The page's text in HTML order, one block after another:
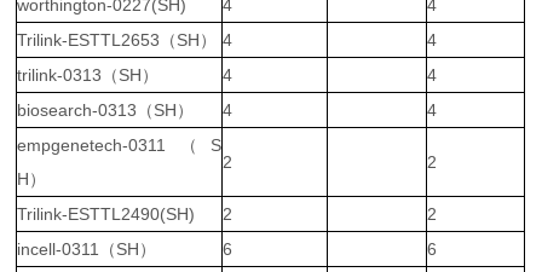
worthington-0227(SH) 4
4
Trilink-ESTTL2653（SH）
4
4
trilink-0313（SH）
4
4
biosearch-0313（SH）
4
4
empgenetech-0311（S
H）
2 2
Trilink-ESTTL2490(SH) 2
2
incell-0311（SH）
6
6